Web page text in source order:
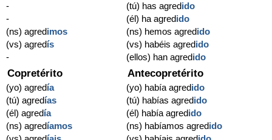
-
-
(ns) agredimos
(vs) agredís
-
(tú) has agredido
(él) ha agredido
(ns) hemos agredido
(vs) habéis agredido
(ellos) han agredido
Copretérito
(yo) agredía
(tú) agredías
(él) agredía
(ns) agredíamos
Antecopretérito
(yo) había agredido
(tú) habías agredido
(él) había agredido
(ns) habíamos agredido